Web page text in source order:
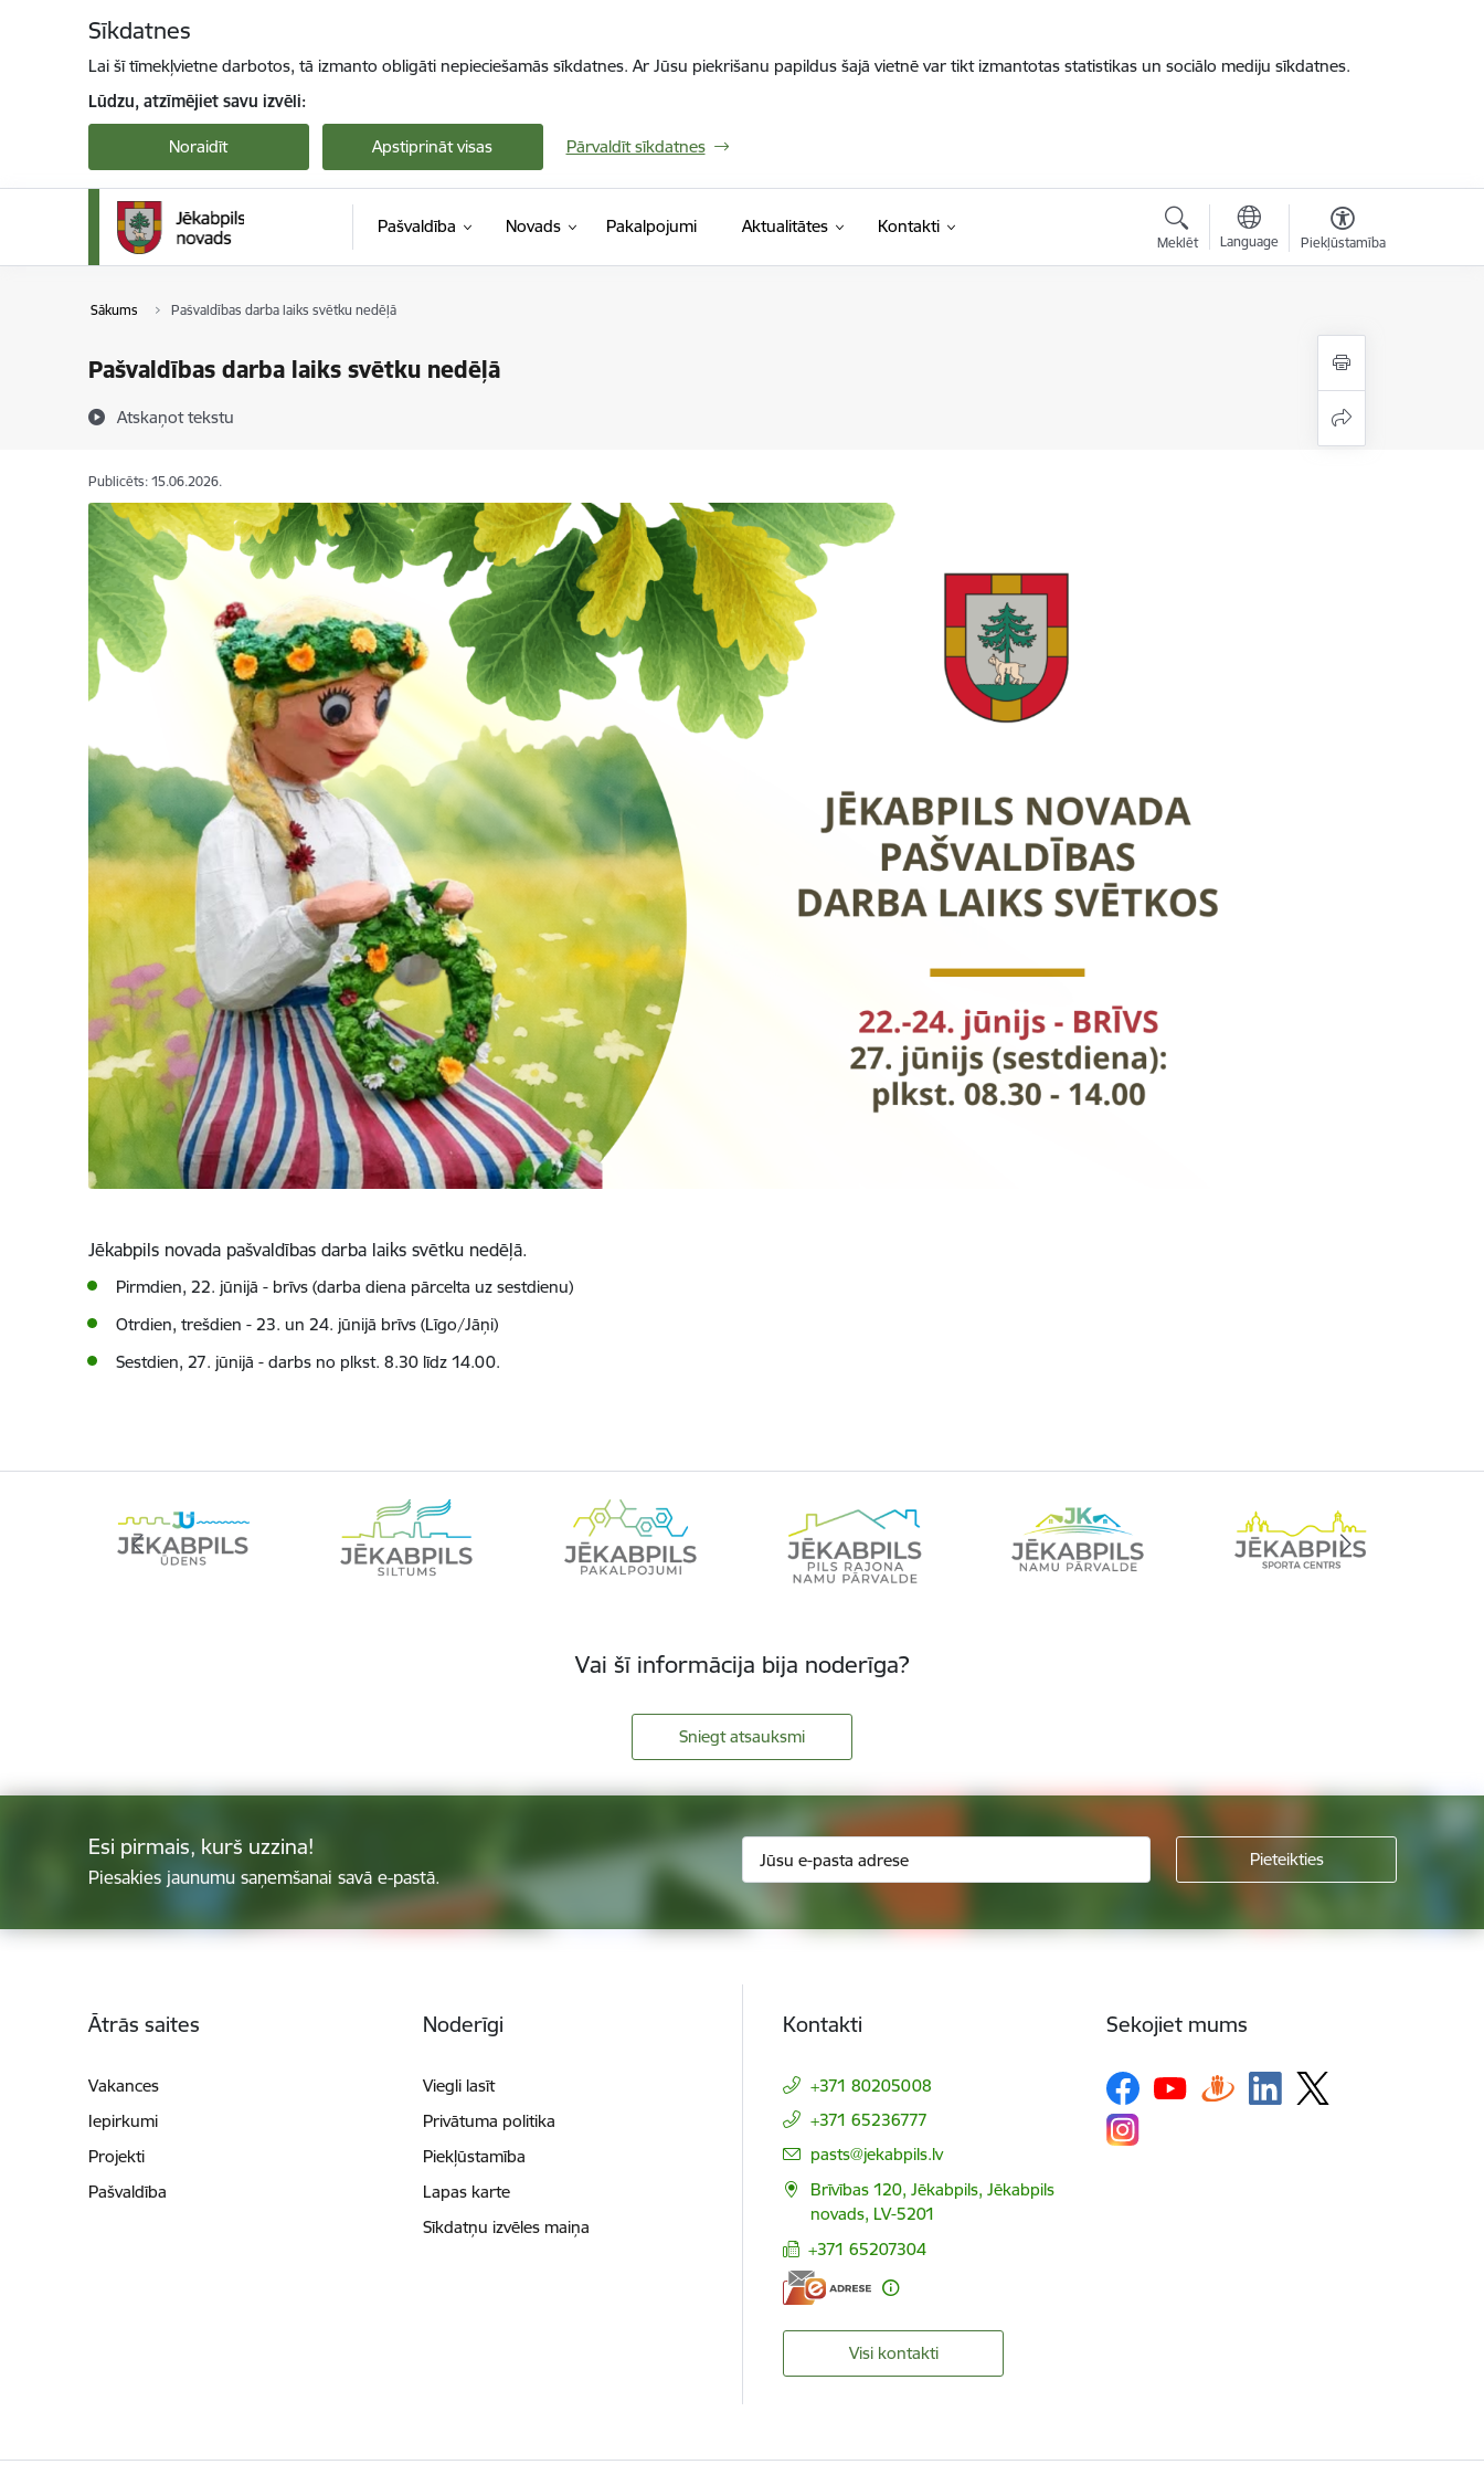
Sīkdatnes
Lai šī tīmekļvietne darbotos, tā izmanto obligāti nepieciešamās sīkdatnes. Ar Jūsu piekrišanu papildus šajā vietnē var tikt izmantotas statistikas un sociālo mediju sīkdatnes.
Lūdzu, atzīmējiet savu izvēli:
Noraidīt Apstiprināt visas Pārvaldīt sīkdatnes
Pašvaldība Novads Pakalpojumi Aktualitātes Kontakti
Meklēt Language Piekļūstamība
Sākums Pašvaldības darba laiks svētku nedēļā
Pašvaldības darba laiks svētku nedēļā
Atskaņot tekstu
Publicēts: 15.06.2026.
Jēkabpils novada pašvaldības darba laiks svētku nedēļā.
Pirmdien, 22. jūnijā - brīvs (darba diena pārcelta uz sestdienu)
Otrdien, trešdien - 23. un 24. jūnijā brīvs (Līgo/Jāņi)
Sestdien, 27. jūnijā - darbs no plkst. 8.30 līdz 14.00.
Vai šī informācija bija noderīga?
Sniegt atsauksmi
Esi pirmais, kurš uzzina!
Piesakies jaunumu saņemšanai savā e-pastā.
Ātrās saites
Vakances
Iepirkumi
Projekti
Pašvaldība
Noderīgi
Viegli lasīt
Privātuma politika
Piekļūstamība
Lapas karte
Sīkdatņu izvēles maiņa
Kontakti
+371 80205008
+371 65236777
E-pasts:
pasts@jekabpils.lv
Brīvības 120, Jēkabpils, Jēkabpils
novads, LV-5201
+371 65207304
Visi kontakti
Sekojiet mums